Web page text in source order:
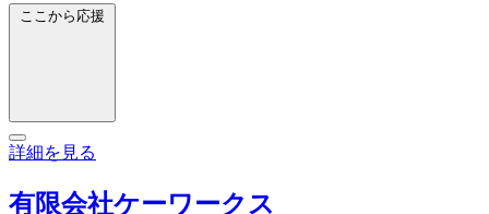
ここから応援
詳細を見る
有限会社ケーワークス